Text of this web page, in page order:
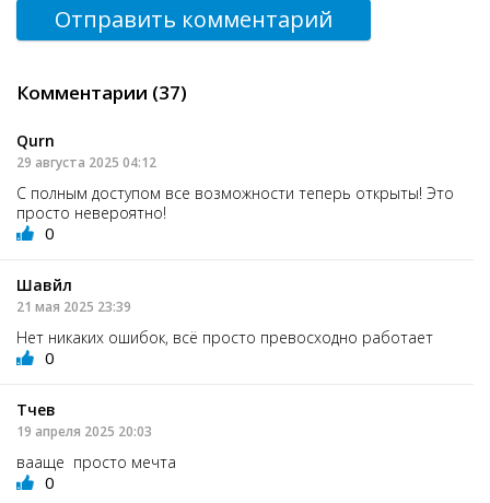
Отправить комментарий
Комментарии (37)
Qurn
29 августа 2025 04:12
С полным доступом все возможности теперь открыты! Это
просто невероятно!
0
Шавйл
21 мая 2025 23:39
Нет никаких ошибок, всё просто превосходно работает
0
Тчев
19 апреля 2025 20:03
вааще просто мечта
0